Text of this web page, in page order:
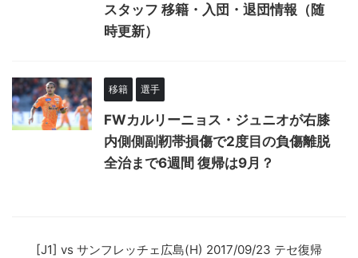
スタッフ 移籍・入団・退団情報（随
時更新）
移籍 選手
FWカルリーニョス・ジュニオが右膝
内側側副靭帯損傷で2度目の負傷離脱
全治まで6週間 復帰は9月？
[J1] vs サンフレッチェ広島(H) 2017/09/23 テセ復帰